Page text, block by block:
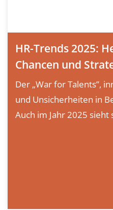
HR-Trends 2025:
Chancen und
Der „War for Talents”,
und Unsicherheiten in
Auch im Jahr 2025 sieht